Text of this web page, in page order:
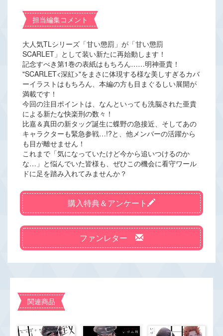
担当編集コメント
大人気TLシリーズ「甘い懲罰」が「甘い懲罰
SCARLET」として装い新たに再始動します！
記念すべき第1巻の表紙はもちろん……明神亜貴！
"SCARLET<深紅>"をまさに体現する様な美しすぎるカバ
ーイラストはもちろん、本編の方も目まぐるしい展開が
満載です！
今回の注目ポイントは、なんといっても洗脳された亜貴
による新たな快楽刑の数々！
比嘉＆真田の新タッグ誕生に蝶野の急接近、そしてあの
キャラクターも緊急参戦…!?と、他メンバーの活躍から
も目が離せません！
これまで「気になっていたけど今から追いつけるのか
な…」と悩んでいた皆様も、ぜひこの機会に看守ワール
ドに足を踏み入れてみませんか？
購入特典＆アンケート
ファンレター
関連商品